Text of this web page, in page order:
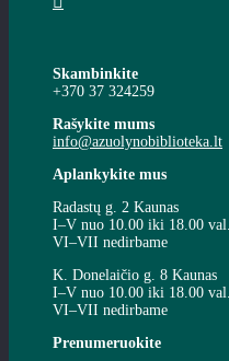
Skambinkite
+370 37 324259
Rašykite mums
info@azuolynobiblioteka.lt
Aplankykite mus
Radastų g. 2 Kaunas
I–V nuo 10.00 iki 18.00 val.
VI–VII nedirbame
K. Donelaičio g. 8 Kaunas
I–V nuo 10.00 iki 18.00 val.
VI–VII nedirbame
Prenumeruokite